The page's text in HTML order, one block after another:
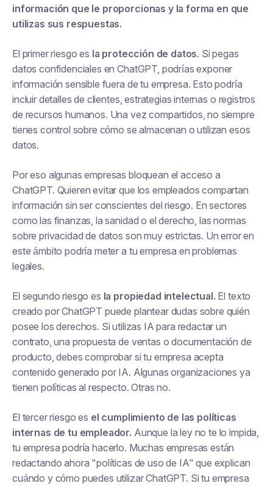
información que le proporcionas y la forma en que
utilizas sus respuestas.
El primer riesgo es la protección de datos. Si pegas
datos confidenciales en ChatGPT, podrías exponer
información sensible fuera de tu empresa. Esto podría
incluir detalles de clientes, estrategias internas o registros
de recursos humanos. Una vez compartidos, no siempre
tienes control sobre cómo se almacenan o utilizan esos
datos.
Por eso algunas empresas bloquean el acceso a
ChatGPT. Quieren evitar que los empleados compartan
información sin ser conscientes del riesgo. En sectores
como las finanzas, la sanidad o el derecho, las normas
sobre privacidad de datos son muy estrictas. Un error en
este ámbito podría meter a tu empresa en problemas
legales.
El segundo riesgo es la propiedad intelectual. El texto
creado por ChatGPT puede plantear dudas sobre quién
posee los derechos. Si utilizas IA para redactar un
contrato, una propuesta de ventas o documentación de
producto, debes comprobar si tu empresa acepta
contenido generado por IA. Algunas organizaciones ya
tienen políticas al respecto. Otras no.
El tercer riesgo es el cumplimiento de las políticas
internas de tu empleador. Aunque la ley no te lo impida,
tu empresa podría hacerlo. Muchas empresas están
redactando ahora "políticas de uso de IA" que explican
cuándo y cómo puedes utilizar ChatGPT. Si tu empresa